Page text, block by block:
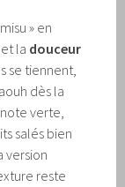
» en
et la douceur
se tiennent,
dès la
verte,
salés bien
version
reste